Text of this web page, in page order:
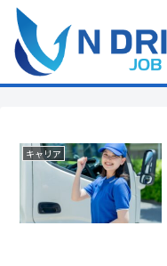
キャリア